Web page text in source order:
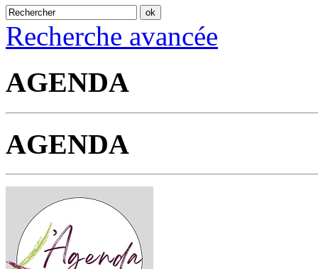
Recherche avancée
AGENDA
AGENDA